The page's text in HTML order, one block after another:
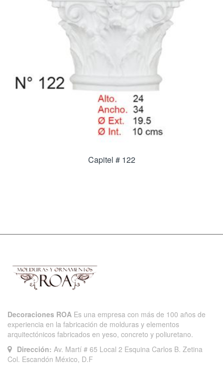
Capitel # 122
Decoraciones ROA Es una empresa con más de 100 años de
experiencia en la fabricación de molduras y elementos
arquitectónicos fabricados en yeso, concreto y poliuretano.
Dirección: Av. Martí # 65 Local 2 Esquina Carlos B. Zetina
Col. Escandón México, D.F